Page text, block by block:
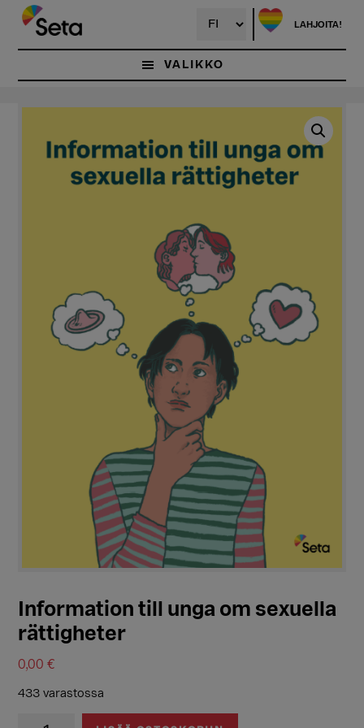
Hyppää
pääsisältöön
LAHJOITA!
VALIKKO
Information till unga om sexuella
rättigheter
0,00€
433 varastossa